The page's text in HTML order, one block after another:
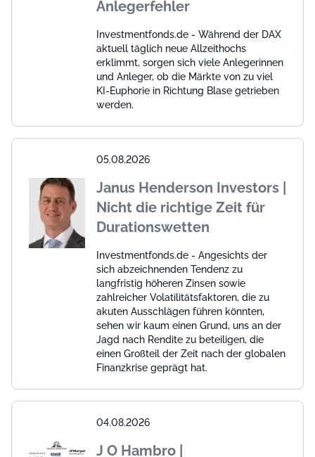
Anlegerfehler
Investmentfonds.de - Während der DAX
aktuell täglich neue Allzeithochs
erklimmt, sorgen sich viele Anlegerinnen
und Anleger, ob die Märkte von zu viel
KI-Euphorie in Richtung Blase getrieben
werden.
05.08.2026
Janus Henderson Investors |
Nicht die richtige Zeit für
Durationswetten
Investmentfonds.de - Angesichts der
sich abzeichnenden Tendenz zu
langfristig höheren Zinsen sowie
zahlreicher Volatilitätsfaktoren, die zu
akuten Ausschlägen führen könnten,
sehen wir kaum einen Grund, uns an der
Jagd nach Rendite zu beteiligen, die
einen Großteil der Zeit nach der globalen
Finanzkrise geprägt hat.
04.08.2026
J O Hambro |